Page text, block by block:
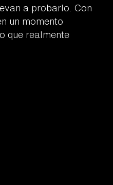
a probarlo. Con
un momento
que realmente